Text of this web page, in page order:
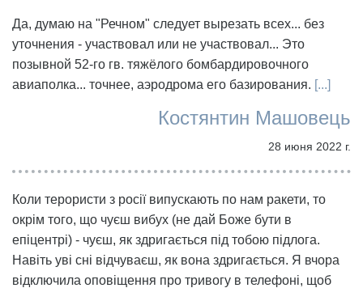
Да, думаю на "Речном" следует вырезать всех... без
уточнения - участвовал или не участвовал... Это
позывной 52-го гв. тяжёлого бомбардировочного
авиаполка... точнее, аэродрома его базирования. [...]
Костянтин Машовець
28 июня 2022 г.
Коли терористи з росії випускають по нам ракети, то
окрім того, що чуєш вибух (не дай Боже бути в
епіцентрі) - чуєш, як здригається під тобою підлога.
Навіть уві сні відчуваєш, як вона здригається. Я вчора
відключила оповіщення про тривогу в телефоні, щоб